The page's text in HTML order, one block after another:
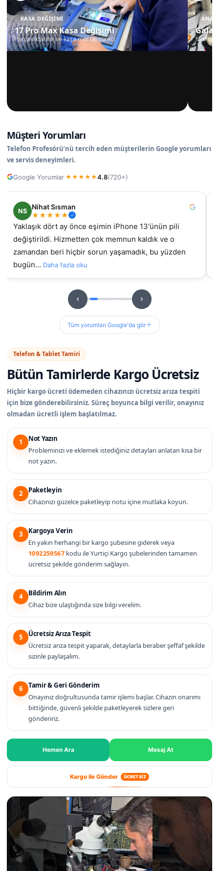
KASA DEĞIŞIMI
17 Pro Max Kasa Değişimi
Parça aktarımı ve kasa montaj süreci
Müşteri Yorumları
Telefon Profesörü’nü tercih eden müşterilerin Google yorumları
ve servis deneyimleri.
Google Yorumlar·★ ★ ★ ★ ★4.8(720+)
NS
Nihat Sısman
★★★★★
Yaklaşık dört ay önce eşimin iPhone 13'ünün pili
değiştirildi. Hizmetten çok memnun kaldık ve o
zamandan beri hiçbir sorun yaşamadık, bu yüzden
bugün… Daha fazla oku
Tüm yorumları Google'da gör
Telefon & Tablet Tamiri
Bütün Tamirlerde Kargo Ücretsiz
Hiçbir kargo ücreti ödemeden cihazınızı ücretsiz arıza tespiti
için bize gönderebilirsiniz. Süreç boyunca bilgi verilir, onayınız
olmadan ücretli işlem başlatılmaz.
1
Not Yazın
Probleminizi ve eklemek istediğiniz detayları anlatan kısa bir
not yazın.
2
Paketleyin
Cihazınızı güzelce paketleyip notu içine mutlaka koyun.
3
Kargoya Verin
En yakın herhangi bir kargo şubesine giderek veya
1092259567 kodu ile Yurtiçi Kargo şubelerinden tamamen
ücretsiz şekilde gönderim sağlayın.
4
Bildirim Alın
Cihaz bize ulaştığında size bilgi verelim.
5
Ücretsiz Arıza Tespit
Ücretsiz arıza tespit yaparak, detaylarla beraber şeffaf şekilde
sizinle paylaşalım.
6
Tamir & Geri Gönderim
Onayınız doğrultusunda tamir işlemi başlar. Cihazın onarımı
bittiğinde, güvenli şekilde paketleyerek sizlere geri
göndeririz.
Hemen Ara Mesaj At
Kargo ile Gönder ÜCRETSİZ